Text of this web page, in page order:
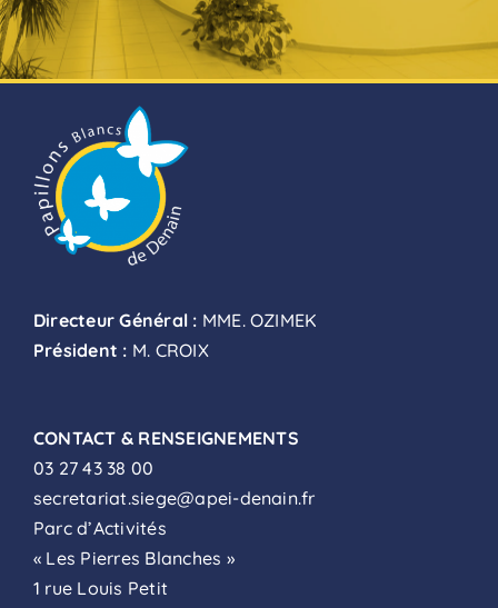
Directeur Général : MME. OZIMEK
Président : M. CROIX
CONTACT & RENSEIGNEMENTS
03 27 43 38 00
secretariat.siege@apei-denain.fr
Parc d’Activités
« Les Pierres Blanches »
1 rue Louis Petit